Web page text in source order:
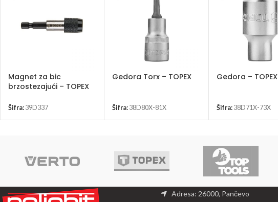
Magnet za bic
brzostezajući – TOPEX
Šifra: 39D337
Gedora Torx – TOPEX
Šifra: 38D80X-81X
Gedora – TOPEX
Šifra: 38D71X-73X
Adresa: 26000, Pančevo